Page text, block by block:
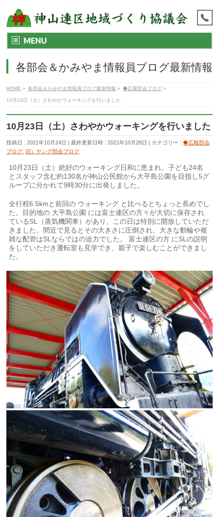
MENU
各部会＆かみやま情報員ブログ最新情報
HOME » 各部会＆かみやま情報員ブログ最新情報 » ◆広報部会ブログ »
10月23日（土）さわやかウォーキングを行いました
10月23日（土）さわやかウォーキングを行いました
投稿日 : 2021年10月24日 最終更新日時 : 2021年10月28日 カテゴリー :◆広報部会
ブログ
旧）ヤング部会ブログ
10月23日（土）絶好のウォーキング日和に恵まれ、子ども24名
とスタッフ含む約130名が神山公民館から大平島公園を目指し5グ
ループに分かれて9時30分に出発しました。
全行程6.5kmと前回の ウォーキング と比べるとちょっと長めでし
た。目的地の 大平島公園 には富士連区の方々が大切に保存され
ているSL（蒸気機関車）があり、この日は特別に開放していただ
きました。間近で見るとその大きさに圧倒され、大きな動輪や複
雑な配管はSLならではの迫力でした。 富士連区の方 にSLの説明
をしていただき運転室も見学でき、親子で楽しむことができまし
た。